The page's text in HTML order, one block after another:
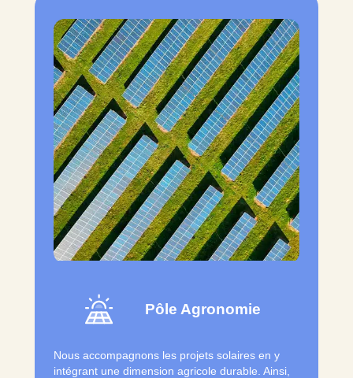
Pôle Agronomie
Nous accompagnons les projets solaires en y
intégrant une dimension agricole durable. Ainsi,